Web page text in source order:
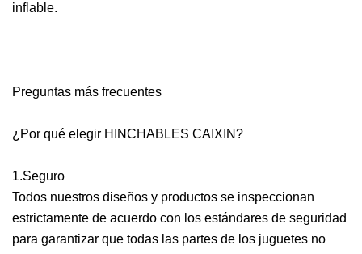
inflable.
Preguntas más frecuentes
¿Por qué elegir HINCHABLES CAIXIN?
1.Seguro
Todos nuestros diseños y productos se inspeccionan
estrictamente de acuerdo con los estándares de seguridad
para garantizar que todas las partes de los juguetes no